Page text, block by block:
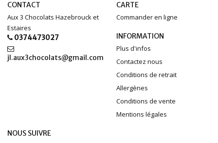
CONTACT
Aux 3 Chocolats Hazebrouck et
Estaires
0374473027
jl.aux3chocolats@gmail.com
CARTE
Commander en ligne
INFORMATION
Plus d'infos
Contactez nous
Conditions de retrait
Allergènes
Conditions de vente
Mentions légales
NOUS SUIVRE